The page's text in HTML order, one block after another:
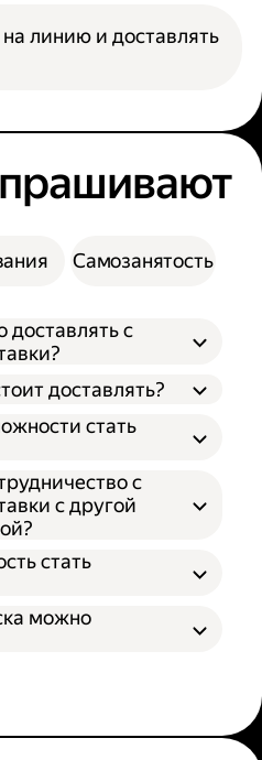
линию и доставлять
Самозанятость
с
доставлять?
стать
с
с другой
стать
можно